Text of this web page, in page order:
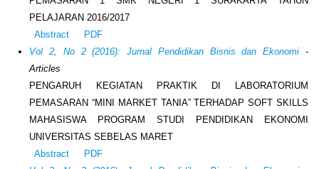
PELAJARAN 2016/2017
Abstract
PDF
Vol 2, No 2 (2016): Jurnal Pendidikan Bisnis dan Ekonomi -
Articles
PENGARUH KEGIATAN PRAKTIK DI LABORATORIUM
PEMASARAN “MINI MARKET TANIA” TERHADAP SOFT SKILLS
MAHASISWA PROGRAM STUDI PENDIDIKAN EKONOMI
UNIVERSITAS SEBELAS MARET
Abstract
PDF